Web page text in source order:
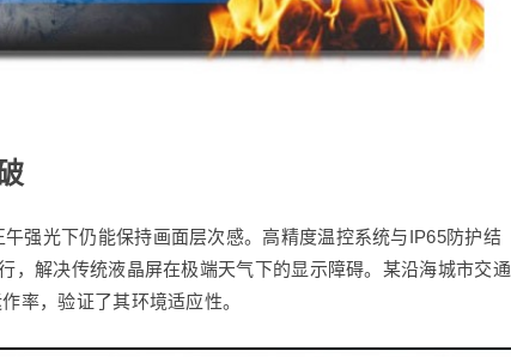
强光下仍能保持画面层次感。高精度温控系统与IP65防护结
解决传统液晶屏在极端天气下的显示障碍。某沿海城市交通
率，验证了其环境适应性。